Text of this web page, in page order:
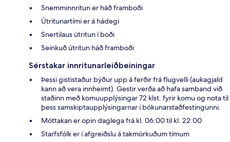
Snemminnritun er háð framboði
Útritunartími er á hádegi
Snertilaus útritun í boði
Seinkuð útritun háð framboði
Sérstakar innritunarleiðbeiningar
Þessi gististaður býður upp á ferðir frá flugvelli (aukagjald
kann að vera innheimt). Gestir verða að hafa samband við
staðinn með komuupplýsingar 72 klst. fyrir komu og nota til
þess samskiptaupplýsingarnar í bókunarstaðfestingunni.
Móttakan er opin daglega frá kl. 06:00 til kl. 22:00
Starfsfólk er í afgreiðslu á takmörkuðum tímum